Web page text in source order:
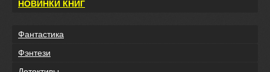
НОВИНКИ КНИГ
Фантастика
Фэнтези